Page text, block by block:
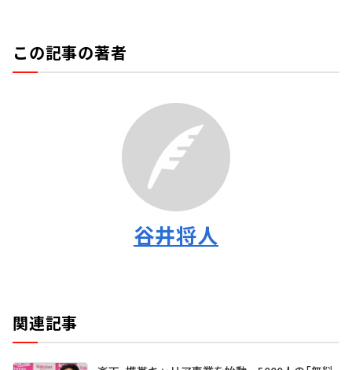
この記事の著者
谷井将人
関連記事